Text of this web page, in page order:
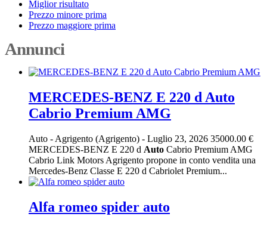
Miglior risultato
Prezzo minore prima
Prezzo maggiore prima
Annunci
MERCEDES-BENZ E 220 d Auto
Cabrio Premium AMG
Auto - Agrigento (Agrigento) - Luglio 23, 2026 35000.00 €
MERCEDES-BENZ E 220 d Auto Cabrio Premium AMG
Cabrio Link Motors Agrigento propone in conto vendita una
Mercedes-Benz Classe E 220 d Cabriolet Premium...
Alfa romeo spider auto